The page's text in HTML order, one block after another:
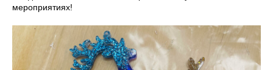
мероприятиях!